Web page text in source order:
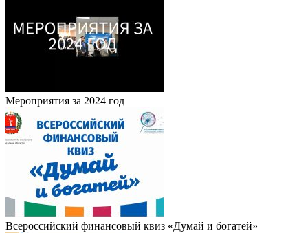
Мероприятия за 2024 год
Всероссийский финансовый квиз «Думай и богатей»